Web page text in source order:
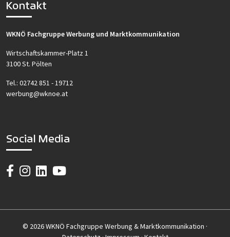
Kontakt
WKNÖ Fachgruppe Werbung und Marktkommunikation
Wirtschaftskammer-Platz 1
3100 St. Pölten
Tel.: 02742 851 - 19712
werbung@wknoe.at
Social Media
© 2026 WKNÖ Fachgruppe Werbung & Marktkommunikation ·